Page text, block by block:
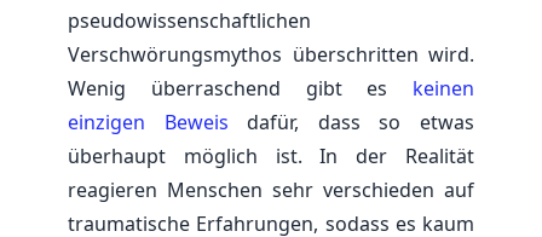
pseudowissenschaftlichen
Verschwörungsmythos überschritten wird.
Wenig überraschend gibt es keinen
einzigen Beweis dafür, dass so etwas
überhaupt möglich ist. In der Realität
reagieren Menschen sehr verschieden auf
traumatische Erfahrungen, sodass es kaum